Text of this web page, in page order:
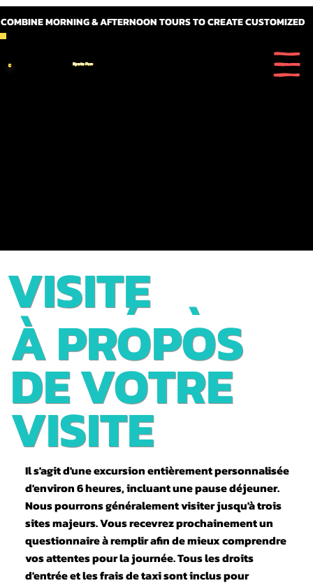
MORNING & AFTERNOON TOURS TO CREATE CUSTOMIZED
Kyoto Fun
VISITE
PRIVÉE À
PIED ET EN
TAXI
À PROPOS
DE VOTRE
VISITE
Il s'agit d'une excursion entièrement personnalisée
d'environ 6 heures, incluant une pause déjeuner.
Nous pourrons généralement visiter jusqu'à trois
sites majeurs. Vous recevrez prochainement un
questionnaire à remplir afin de mieux comprendre
vos attentes pour la journée. Tous les droits
d'entrée et les frais de taxi sont inclus pour